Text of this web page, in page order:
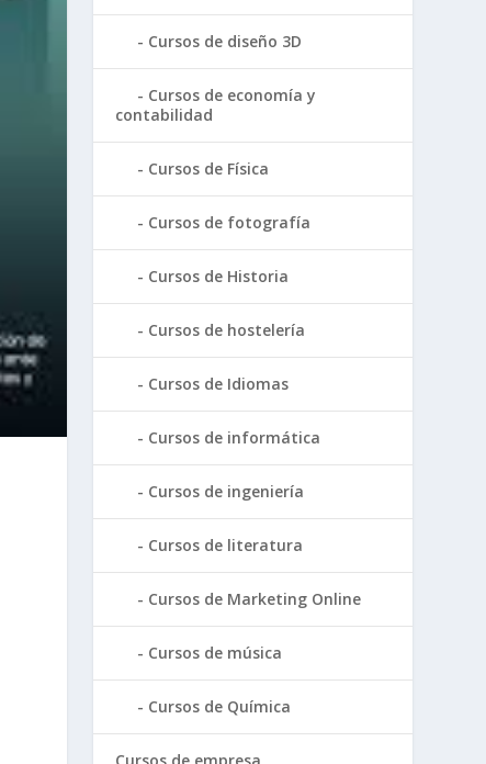
Cursos de diseño 3D
Cursos de economía y
contabilidad
Cursos de Física
Cursos de fotografía
Cursos de Historia
Cursos de hostelería
Cursos de Idiomas
Cursos de informática
Cursos de ingeniería
Cursos de literatura
Cursos de Marketing Online
Cursos de música
Cursos de Química